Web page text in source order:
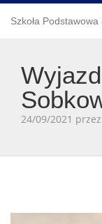
Szkoła
24/09/2021 przez